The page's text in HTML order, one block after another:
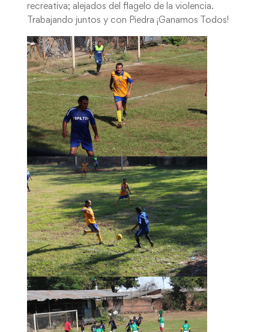
recreativa; alejados del flagelo de la violencia.
Trabajando juntos y con Piedra ¡Ganamos Todos!